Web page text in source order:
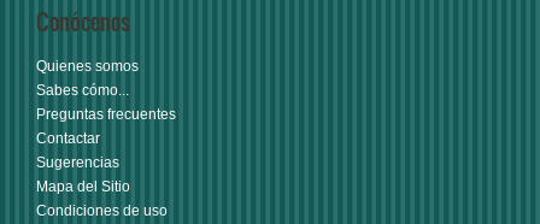
Conócenos
Quienes somos
Sabes cómo...
Preguntas frecuentes
Contactar
Sugerencias
Mapa del Sitio
Condiciones de uso